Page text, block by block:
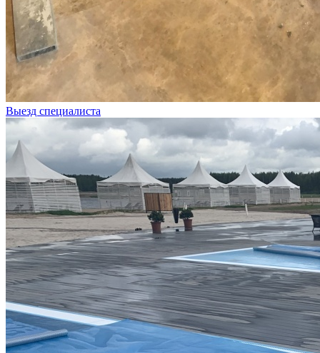
Выезд специалиста